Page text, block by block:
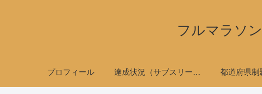
フルマラソ
プロフィール 達成状況（サブスリーで全国制覇） 都道府県制